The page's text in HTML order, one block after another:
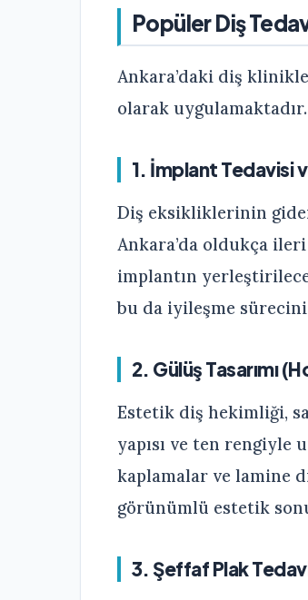
Popüler Diş
Ankara’daki diş
olarak
1. İmplant Tedavisi
Diş eksikliklerinin
Ankara’da oldukça
implantın
bu da iyileşme sürecini
2. Gülüş Tasarımı
Estetik diş hekimliği,
yapısı ve ten rengiyle
kaplamalar ve lamine
görünümlü estetik
3. Şeffaf Plak